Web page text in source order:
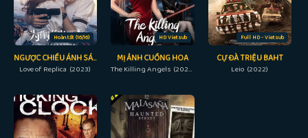
Hoàn tất (16/16)
NGƯỢC CHIỀU ÁNH SÁNG VÌ EM
Love of Replica (2023)
HD Vietsub
MỊ ẢNH CUỒNG HOA
The Killing Angels (2022)
Full HD - Vietsub
CỰ ĐÀ TRIỆU BAHT
Leio (2022)